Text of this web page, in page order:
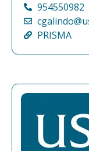
954550982
PRISMA